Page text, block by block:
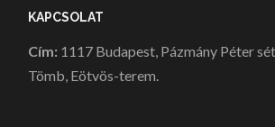
KAPCSOLAT
Cím: 1117 Budapest, Pázmány Péter
Tömb, Eötvös-terem.